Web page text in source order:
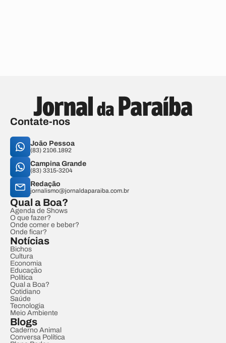
Contate-nos
João Pessoa
(83) 2106.1892
Campina Grande
(83) 3315-3204
Redação
jornalismo@jornaldaparaiba.com.br
Qual a Boa?
Agenda de Shows
O que fazer?
Onde comer e beber?
Onde ficar?
Notícias
Bichos
Cultura
Economia
Educação
Política
Qual a Boa?
Cotidiano
Saúde
Tecnologia
Meio Ambiente
Blogs
Caderno Animal
Conversa Política